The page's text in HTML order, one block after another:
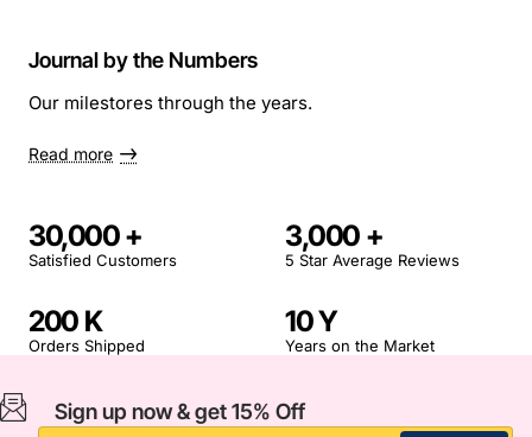
Journal by the Numbers
Our milestores through the years.
Read more
30,000
Satisfied Customers
3,000
5 Star Average Reviews
200
Orders Shipped
10
Years on the Market
Sign up now & get 15% Off